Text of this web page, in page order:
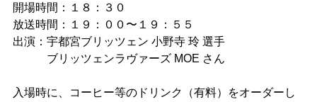
開場時間：１８：３０
放送時間：１９：００〜１９：５５
出演：宇都宮ブリッツェン 小野寺 玲 選手
ブリッツェンラヴァーズ MOE さん
入場時に、コーヒー等のドリンク（有料）をオーダーし